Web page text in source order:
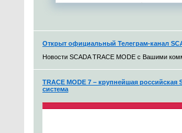
Открыт официальный Телеграм-канал
Новости SCADA TRACE MODE с Вашими
TRACE MODE 7 – крупнейшая российская
система